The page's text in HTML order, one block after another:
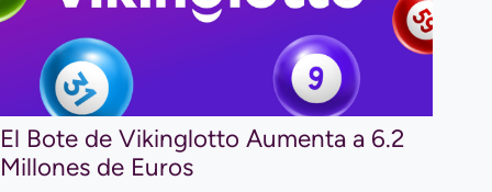
El Bote de Vikinglotto Aumenta a 6.2
Millones de Euros